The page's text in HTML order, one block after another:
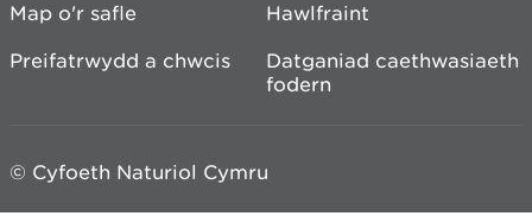
Map o'r safle
Hawlfraint
Preifatrwydd a chwcis
Datganiad caethwasiaeth
fodern
© Cyfoeth Naturiol Cymru